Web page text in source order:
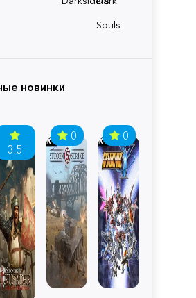
Souls
новинки
3.5
0 0